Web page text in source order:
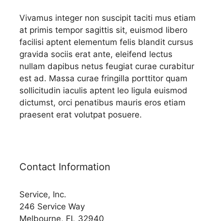
Vivamus integer non suscipit taciti mus etiam
at primis tempor sagittis sit, euismod libero
facilisi aptent elementum felis blandit cursus
gravida sociis erat ante, eleifend lectus
nullam dapibus netus feugiat curae curabitur
est ad. Massa curae fringilla porttitor quam
sollicitudin iaculis aptent leo ligula euismod
dictumst, orci penatibus mauris eros etiam
praesent erat volutpat posuere.
Contact Information
Service, Inc.
246 Service Way
Melbourne, FL 32940